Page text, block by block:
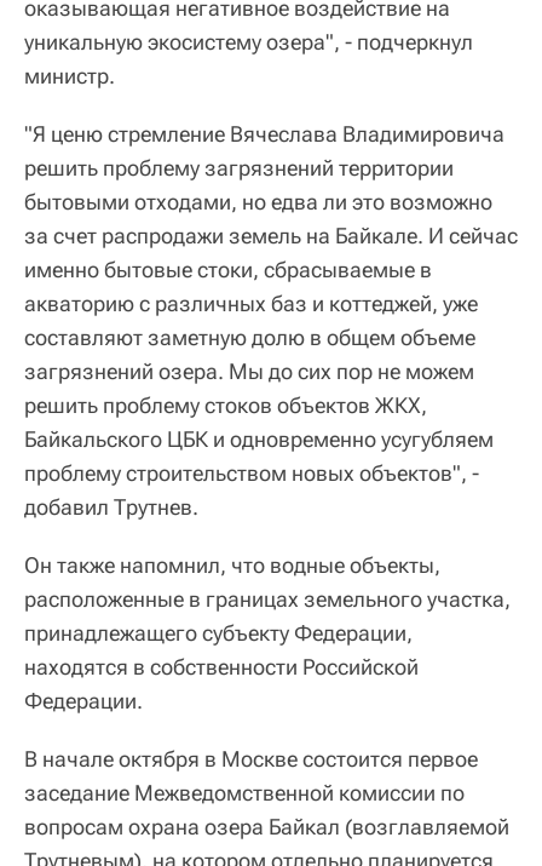
оказывающая негативное воздействие на
уникальную экосистему озера", - подчеркнул
министр.
"Я ценю стремление Вячеслава Владимировича
решить проблему загрязнений территории
бытовыми отходами, но едва ли это возможно
за счет распродажи земель на Байкале. И сейчас
именно бытовые стоки, сбрасываемые в
акваторию с различных баз и коттеджей, уже
составляют заметную долю в общем объеме
загрязнений озера. Мы до сих пор не можем
решить проблему стоков объектов ЖКХ,
Байкальского ЦБК и одновременно усугубляем
проблему строительством новых объектов", -
добавил Трутнев.
Он также напомнил, что водные объекты,
расположенные в границах земельного участка,
принадлежащего субъекту Федерации,
находятся в собственности Российской
Федерации.
В начале октября в Москве состоится первое
заседание Межведомственной комиссии по
вопросам охрана озера Байкал (возглавляемой
Трутневым), на котором отдельно планируется